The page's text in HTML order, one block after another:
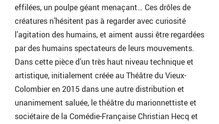
effilées, un poulpe géant menaçant… Ces drôles de
créatures n’hésitent pas à regarder avec curiosité
l’agitation des humains, et aiment aussi être regardées
par des humains spectateurs de leurs mouvements.
Dans cette pièce d’un très haut niveau technique et
artistique, initialement créée au Théâtre du Vieux-
Colombier en 2015 dans une autre distribution et
unanimement saluée, le théâtre du marionnettiste et
sociétaire de la Comédie-Française Christian Hecq et